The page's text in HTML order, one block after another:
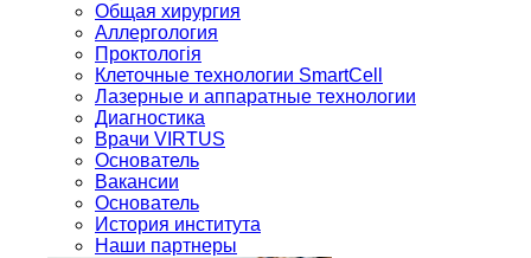
Общая хирургия
Аллергология
Проктологія
Клеточные технологии SmartCell
Лазерные и аппаратные технологии
Диагностика
Врачи VIRTUS
Основатель
Вакансии
Основатель
История института
Наши партнеры